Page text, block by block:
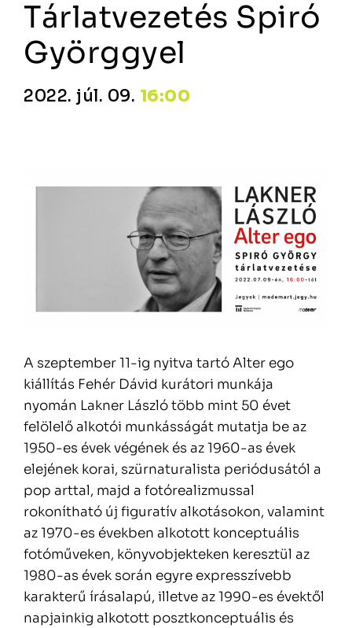
Tárlatvezetés Spiró
Györggyel
2022. júl. 09. 16:00
A szeptember 11-ig nyitva tartó Alter ego
kiállítás Fehér Dávid kurátori munkája
nyomán Lakner László több mint 50 évet
felölelő alkotói munkásságát mutatja be az
1950-es évek végének és az 1960-as évek
elejének korai, szürnaturalista periódusától a
pop arttal, majd a fotórealizmussal
rokonítható új figuratív alkotásokon, valamint
az 1970-es években alkotott konceptuális
fotóműveken, könyvobjekteken keresztül az
1980-as évek során egyre expresszívebb
karakterű írásalapú, illetve az 1990-es évektől
napjainkig alkotott posztkonceptuális és